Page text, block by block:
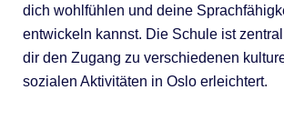
dich wohlfühlen und deine
entwickeln kannst. Die Schule ist
dir den Zugang zu verschiedenen
sozialen Aktivitäten in Oslo erleichtert.